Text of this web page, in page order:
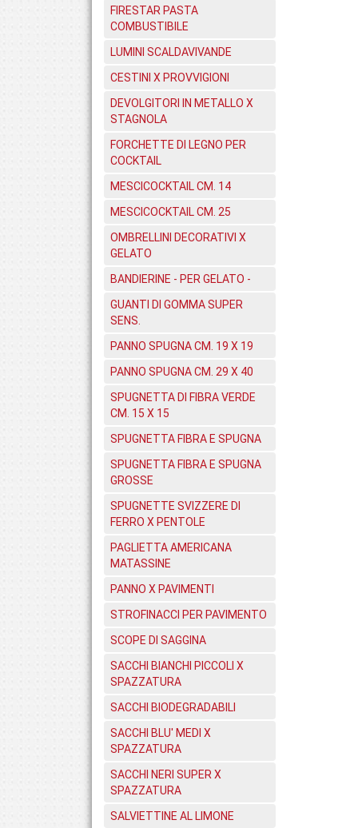
FIRESTAR PASTA
COMBUSTIBILE
LUMINI SCALDAVIVANDE
CESTINI X PROVVIGIONI
DEVOLGITORI IN METALLO X
STAGNOLA
FORCHETTE DI LEGNO PER
COCKTAIL
MESCICOCKTAIL CM. 14
MESCICOCKTAIL CM. 25
OMBRELLINI DECORATIVI X
GELATO
BANDIERINE - PER GELATO -
GUANTI DI GOMMA SUPER
SENS.
PANNO SPUGNA CM. 19 X 19
PANNO SPUGNA CM. 29 X 40
SPUGNETTA DI FIBRA VERDE
CM. 15 X 15
SPUGNETTA FIBRA E SPUGNA
SPUGNETTA FIBRA E SPUGNA
GROSSE
SPUGNETTE SVIZZERE DI
FERRO X PENTOLE
PAGLIETTA AMERICANA
MATASSINE
PANNO X PAVIMENTI
STROFINACCI PER PAVIMENTO
SCOPE DI SAGGINA
SACCHI BIANCHI PICCOLI X
SPAZZATURA
SACCHI BIODEGRADABILI
SACCHI BLU' MEDI X
SPAZZATURA
SACCHI NERI SUPER X
SPAZZATURA
SALVIETTINE AL LIMONE